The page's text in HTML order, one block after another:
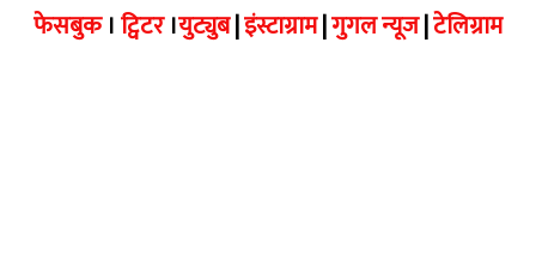
फेसबुक।ट्विटर।युट्युब|इंस्टाग्राम|गुगल न्यूज|टेलिग्राम